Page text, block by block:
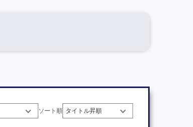
ソート順